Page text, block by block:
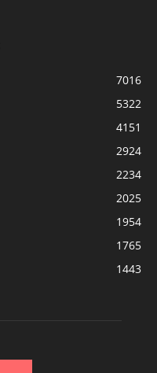
7016
5322
4151
2924
2234
2025
1954
1765
1443